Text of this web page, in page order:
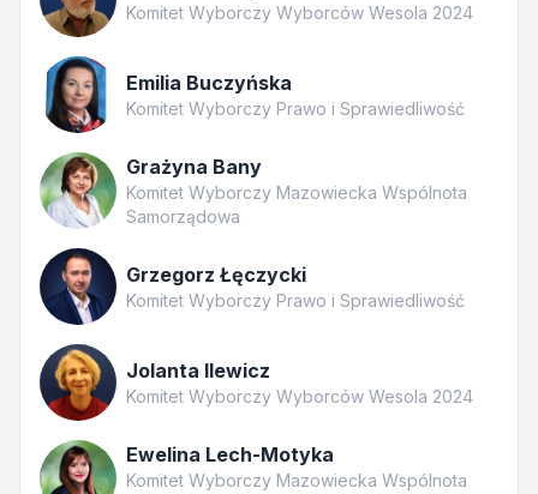
Komitet Wyborczy Wyborców Wesola 2024
Emilia Buczyńska
Komitet Wyborczy Prawo i Sprawiedliwość
Grażyna Bany
Komitet Wyborczy Mazowiecka Wspólnota
Samorządowa
Grzegorz Łęczycki
Komitet Wyborczy Prawo i Sprawiedliwość
Jolanta Ilewicz
Komitet Wyborczy Wyborców Wesola 2024
Ewelina Lech-Motyka
Komitet Wyborczy Mazowiecka Wspólnota